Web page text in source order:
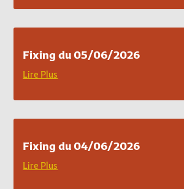
Fixing du 05/06/2026
Lire Plus
Fixing du 04/06/2026
Lire Plus